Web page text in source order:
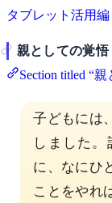
タブレット活用編
親としての覚悟
Section titled “
子どもには
しました
に、なにひ
ことをやれ